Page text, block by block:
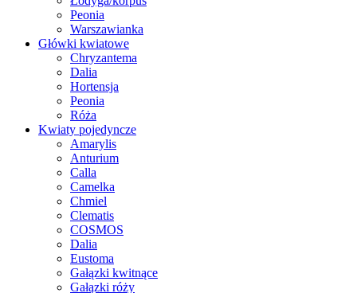
Peonia
Warszawianka
Główki kwiatowe
Chryzantema
Dalia
Hortensja
Peonia
Róża
Kwiaty pojedyncze
Amarylis
Anturium
Calla
Camelka
Chmiel
Clematis
COSMOS
Dalia
Eustoma
Gałązki kwitnące
Gałązki róży